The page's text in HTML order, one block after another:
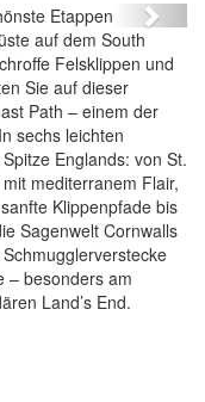
Next
auf dem South
Felsklippen und
Sie auf dieser
Path – einem der
sechs leichten
Englands: von St.
mediterranem Flair,
Klippenpfade bis
Sagenwelt Cornwalls
– besonders am
Land’s End.